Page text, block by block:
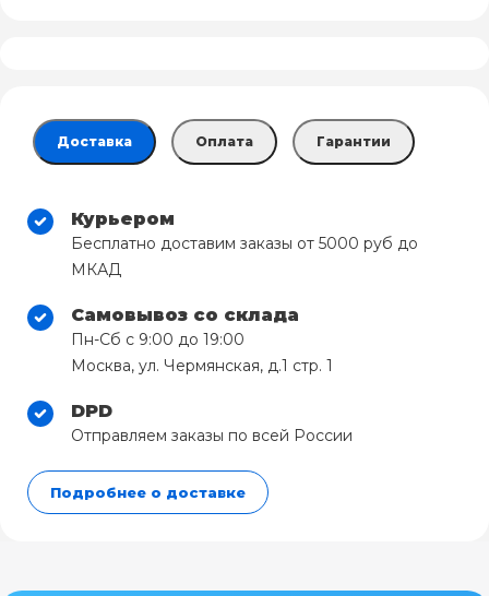
Доставка Оплата Гарантии
Курьером
Бесплатно доставим заказы от 5000 руб до
МКАД
Самовывоз со склада
Пн-Сб с 9:00 до 19:00
Москва, ул. Чермянская, д.1 стр. 1
DPD
Отправляем заказы по всей России
Подробнее о доставке